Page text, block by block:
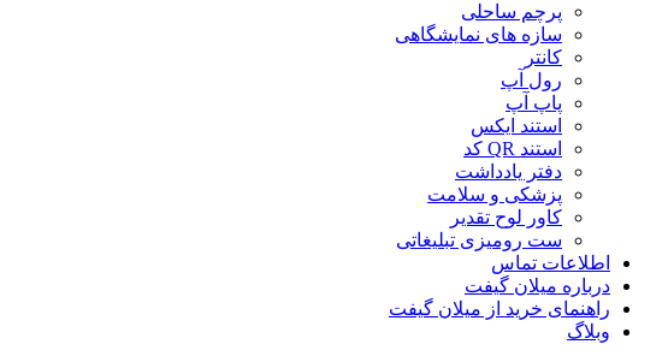
پرچم ساحلی
سازه های نمایشگاهی
کانتر
رول آپ
پاپ آپ
استند ایکس
استند QR کد
دفتر یادداشت
پزشکی و سلامت
کاور لوح تقدیر
ست رومیزی تبلیغاتی
اطلاعات تماس
درباره میلان گیفت
راهنمای خرید از میلان گیفت
وبلاگ